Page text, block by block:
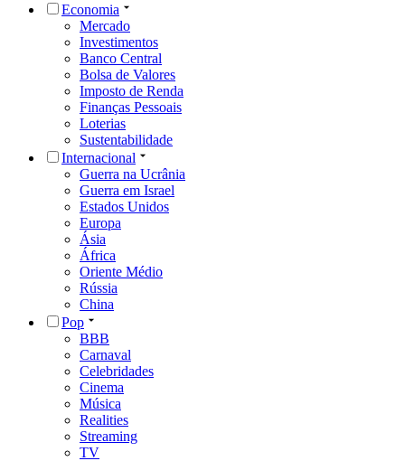
Economia
Mercado
Investimentos
Banco Central
Bolsa de Valores
Imposto de Renda
Finanças Pessoais
Loterias
Sustentabilidade
Internacional
Guerra na Ucrânia
Guerra em Israel
Estados Unidos
Europa
Ásia
África
Oriente Médio
Rússia
China
Pop
BBB
Carnaval
Celebridades
Cinema
Música
Realities
Streaming
TV